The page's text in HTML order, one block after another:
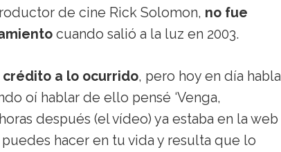
de cine Rick Solomon, no fue
cuando salió a la luz en 2003.
a lo ocurrido, pero hoy en día habla
oí hablar de ello pensé ‘Venga,
después (el vídeo) ya estaba en la web
hacer en tu vida y resulta que lo